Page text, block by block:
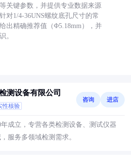
关键参数，并提供专业数据来源
对1/4-36UNS螺纹底孔尺寸的常
出精确推荐值（Φ5.18mm），并
。
测设备有限公司
性核验
咨询 进店
成立，专营各类检测设备、测试仪器
服务多领域检测需求。